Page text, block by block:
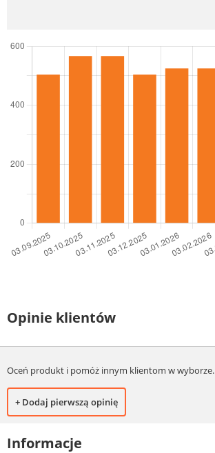
Opinie klientów
Oceń produkt i pomóż innym klientom w wyborze.
+ Dodaj pierwszą opinię
Informacje